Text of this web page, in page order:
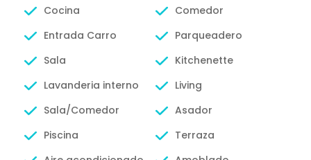
Cocina
Comedor
Entrada Carro
Parqueadero
Sala
Kitchenette
Lavanderia interno
Living
Sala/Comedor
Asador
Piscina
Terraza